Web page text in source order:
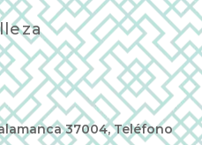
37004, Teléfono